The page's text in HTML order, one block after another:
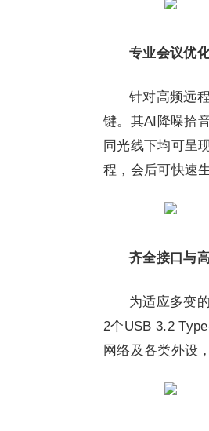
专业会议优
针对高频远
键。其AI降噪拾
同光线下均可呈
程，会后可快速
齐全接口与
为适应多变
2个USB 3.2
网络及各类外设